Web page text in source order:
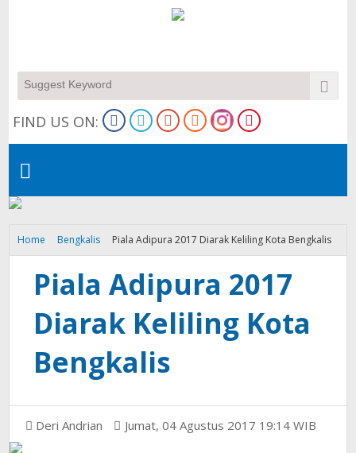
FIND US ON:
Home Bengkalis Piala Adipura 2017 Diarak Keliling Kota Bengkalis
Piala Adipura 2017
Diarak Keliling Kota
Bengkalis
Deri Andrian Jumat, 04 Agustus 2017 19:14 WIB